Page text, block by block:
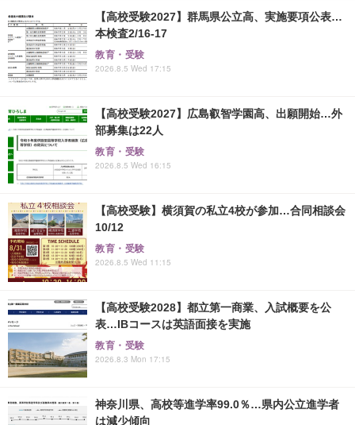
【高校受験2027】群馬県公立高、実施要項公表…
本検査2/16-17
教育・受験
2026.8.5 Wed 17:15
【高校受験2027】広島叡智学園高、出願開始…外
部募集は22人
教育・受験
2026.8.5 Wed 16:15
【高校受験】横須賀の私立4校が参加…合同相談会
10/12
教育・受験
2026.8.5 Wed 11:15
【高校受験2028】都立第一商業、入試概要を公
表…IBコースは英語面接を実施
教育・受験
2026.8.3 Mon 17:15
神奈川県、高校等進学率99.0％…県内公立進学者
は減少傾向